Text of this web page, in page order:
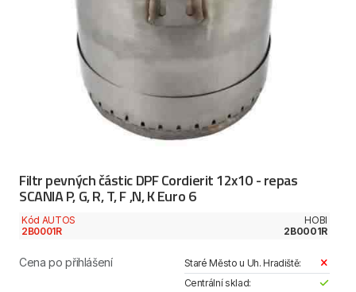
Filtr pevných částic DPF Cordierit 12x10 - repas
SCANIA P, G, R, T, F ,N, K Euro 6
Kód AUTOS
2B0001R
HOBI
2B0001R
Cena po přihlášení
Staré Město u Uh. Hradiště:
Centrální sklad: